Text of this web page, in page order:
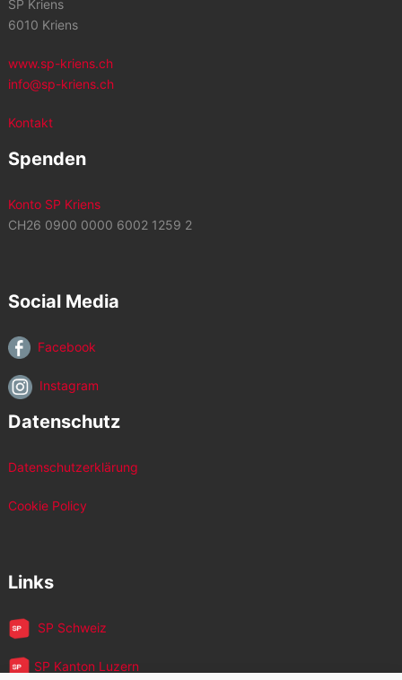
SP Kriens
6010 Kriens
www.sp-kriens.ch
info@sp-kriens.ch
Kontakt
Spenden
Konto SP Kriens
CH26 0900 0000 6002 1259 2
Social Media
Facebook
Instagram
Datenschutz
Datenschutzerklärung
Cookie Policy
Links
SP Schweiz
SP Kanton Luzern